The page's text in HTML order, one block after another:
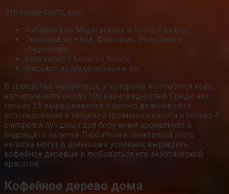
Это такие сорта, как:
Либерика из Мадагаскара и Кот-д’Ивуара;
Эксельса из Чада, Филлипин, Вьетнама и
Индонезии;
Конгенсис с берегов Конго;
Маскаро из Мадагаскара и др.
В семействе мареновых, к которому и относится кофе,
насчитывается около 100 разновидностей. Среди них
только 25 выращиваются с целью дальнейшего
использования в пищевой промышленности и только 4
считаются лучшими для получения ароматного и
бодрящего напитка. Любители и почитатели этого
напитка могут в домашних условиях вырастить
кофейное деревце и любоваться его экзотической
красотой.
Кофейное дерево дома